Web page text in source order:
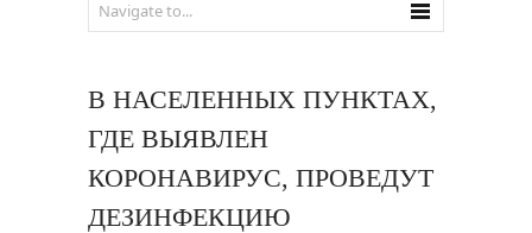
В НАСЕЛЕННЫХ ПУНКТАХ,
ГДЕ ВЫЯВЛЕН
КОРОНАВИРУС, ПРОВЕДУТ
ДЕЗИНФЕКЦИЮ